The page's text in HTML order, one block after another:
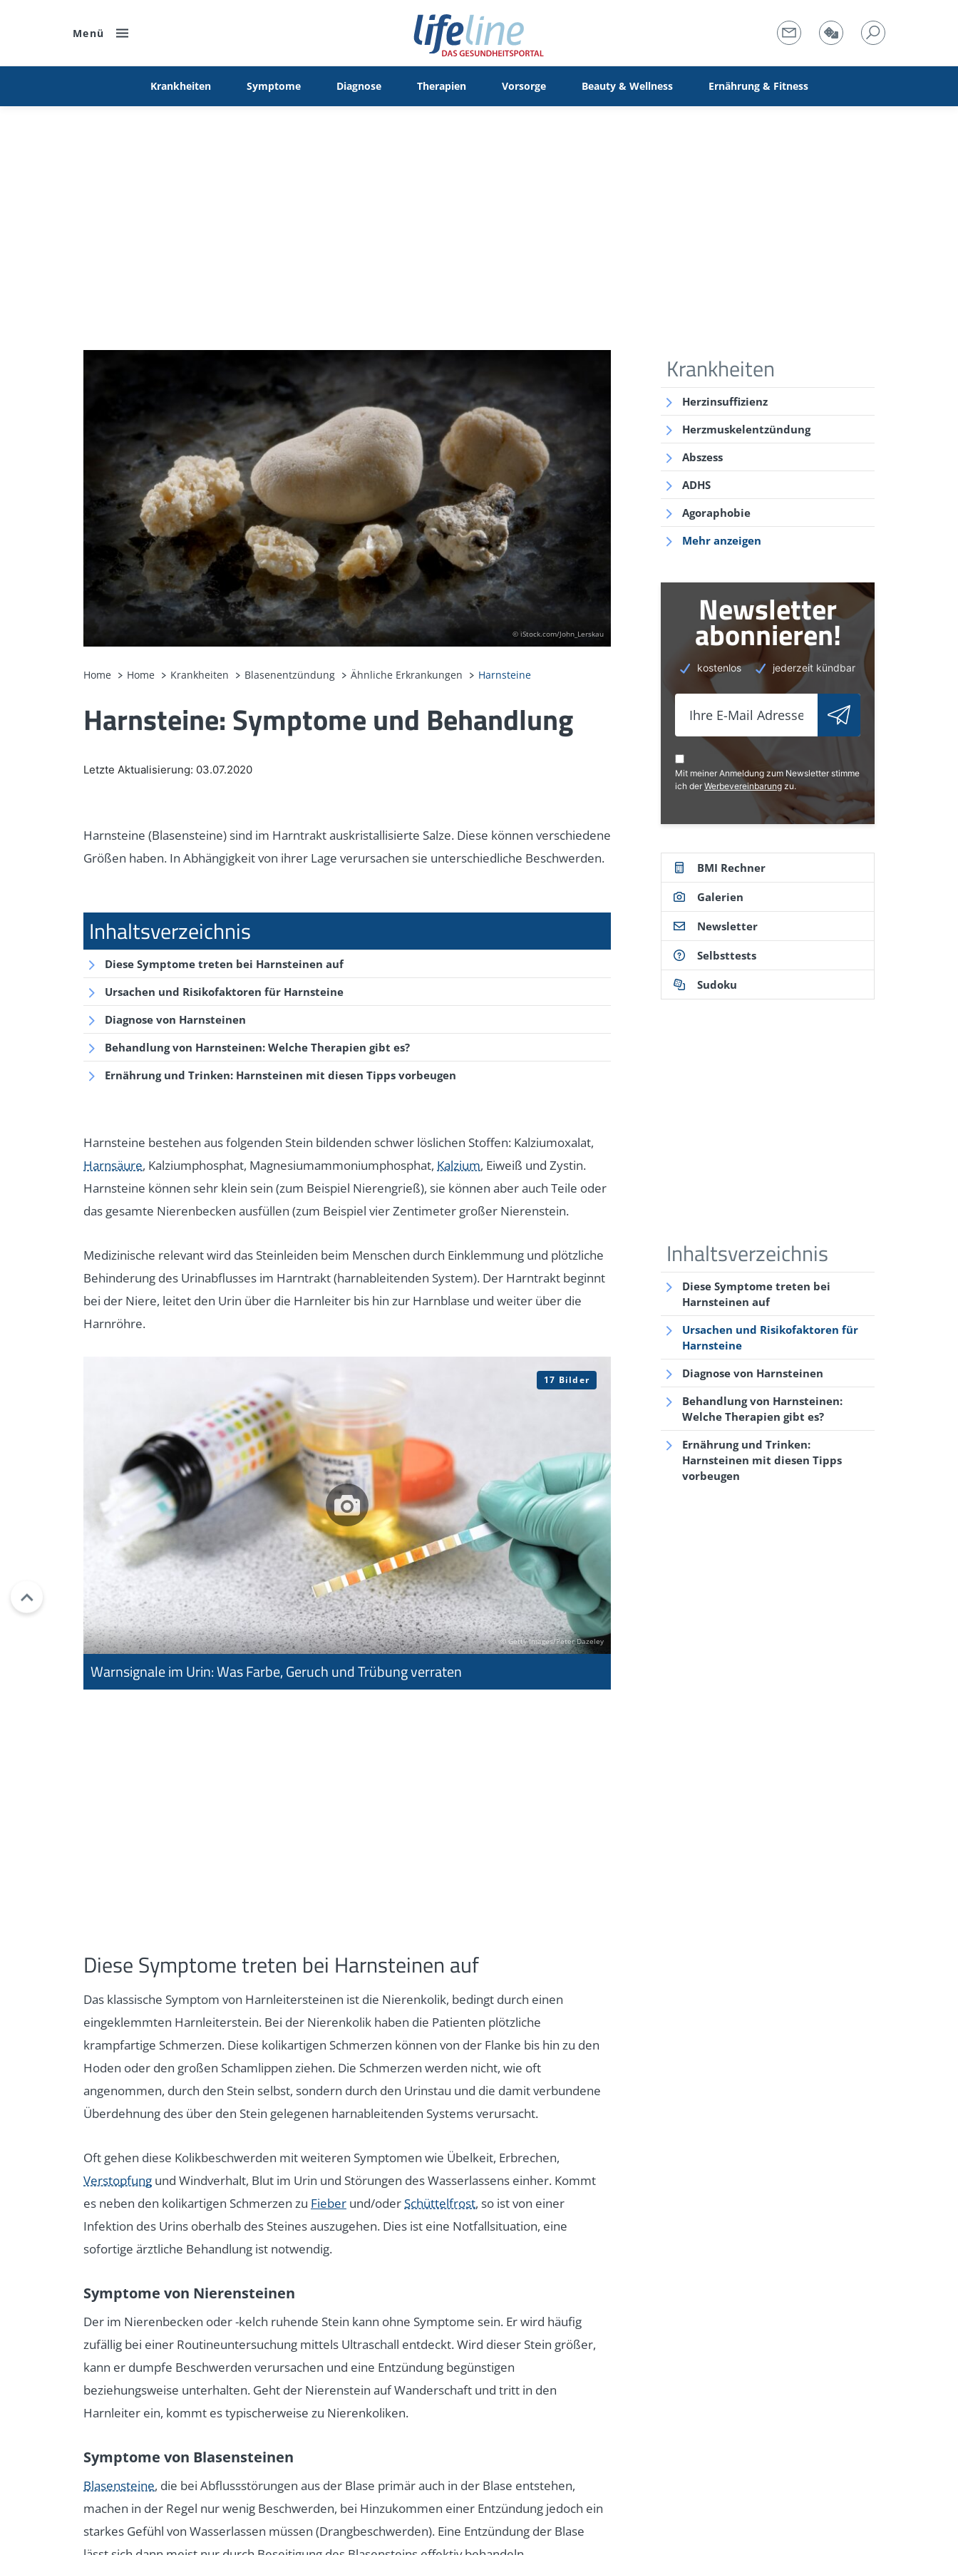
Menü
Krankheiten Symptome Diagnose Therapien Vorsorge Beauty & Wellness Ernährung & Fitness
© iStock.com/John_Lerskau
Home Home Krankheiten Blasenentzündung Ähnliche Erkrankungen Harnsteine
Harnsteine: Symptome und Behandlung
Letzte Aktualisierung: 03.07.2020
Harnsteine (Blasensteine) sind im Harntrakt auskristallisierte Salze. Diese können verschiedene
Größen haben. In Abhängigkeit von ihrer Lage verursachen sie unterschiedliche Beschwerden.
Diese Symptome treten bei Harnsteinen auf
Ursachen und Risikofaktoren für Harnsteine
Diagnose von Harnsteinen
Behandlung von Harnsteinen: Welche Therapien gibt es?
Ernährung und Trinken: Harnsteinen mit diesen Tipps vorbeugen
Harnsteine bestehen aus folgenden Stein bildenden schwer löslichen Stoffen: Kalziumoxalat,
Harnsäure, Kalziumphosphat, Magnesiumammoniumphosphat, Kalzium, Eiweiß und Zystin.
Harnsteine können sehr klein sein (zum Beispiel Nierengrieß), sie können aber auch Teile oder
das gesamte Nierenbecken ausfüllen (zum Beispiel vier Zentimeter großer Nierenstein.
Medizinische relevant wird das Steinleiden beim Menschen durch Einklemmung und plötzliche
Behinderung des Urinabflusses im Harntrakt (harnableitenden System). Der Harntrakt beginnt
bei der Niere, leitet den Urin über die Harnleiter bis hin zur Harnblase und weiter über die
Harnröhre.
© Getty Images/Peter Dazeley
Warnsignale im Urin: Was Farbe, Geruch und Trübung verraten
17 Bilder
Diese Symptome treten bei Harnsteinen auf
Das klassische Symptom von Harnleitersteinen ist die Nierenkolik, bedingt durch einen
eingeklemmten Harnleiterstein. Bei der Nierenkolik haben die Patienten plötzliche
krampfartige Schmerzen. Diese kolikartigen Schmerzen können von der Flanke bis hin zu den
Hoden oder den großen Schamlippen ziehen. Die Schmerzen werden nicht, wie oft
angenommen, durch den Stein selbst, sondern durch den Urinstau und die damit verbundene
Überdehnung des über den Stein gelegenen harnableitenden Systems verursacht.
Oft gehen diese Kolikbeschwerden mit weiteren Symptomen wie Übelkeit, Erbrechen,
Verstopfung und Windverhalt, Blut im Urin und Störungen des Wasserlassens einher. Kommt
es neben den kolikartigen Schmerzen zu Fieber und/oderSchüttelfrost, so ist von einer
Infektion des Urins oberhalb des Steines auszugehen. Dies ist eine Notfallsituation, eine
sofortige ärztliche Behandlung ist notwendig.
Symptome von Nierensteinen
Der im Nierenbecken oder -kelch ruhende Stein kann ohne Symptome sein. Er wird häufig
zufällig bei einer Routineuntersuchung mittels Ultraschall entdeckt. Wird dieser Stein größer,
kann er dumpfe Beschwerden verursachen und eine Entzündung begünstigen
beziehungsweise unterhalten. Geht der Nierenstein auf Wanderschaft und tritt in den
Harnleiter ein, kommt es typischerweise zu Nierenkoliken.
Symptome von Blasensteinen
Blasensteine, die bei Abflussstörungen aus der Blase primär auch in der Blase entstehen,
machen in der Regel nur wenig Beschwerden, bei Hinzukommen einer Entzündung jedoch ein
starkes Gefühl von Wasserlassen müssen (Drangbeschwerden). Eine Entzündung der Blase
Krankheiten
Herzinsuffizienz
Herzmuskelentzündung
Abszess
ADHS
Agoraphobie
Mehr anzeigen
Newsletter
abonnieren!
kostenlos jederzeit kündbar
Mit meiner Anmeldung zum Newsletter stimme
ich der Werbevereinbarung zu.
BMI Rechner
Galerien
Newsletter
Selbsttests
Sudoku
Diese Symptome treten bei
Harnsteinen auf
Ursachen und Risikofaktoren für
Harnsteine
Diagnose von Harnsteinen
Behandlung von Harnsteinen:
Welche Therapien gibt es?
Ernährung und Trinken:
Harnsteinen mit diesen Tipps
vorbeugen